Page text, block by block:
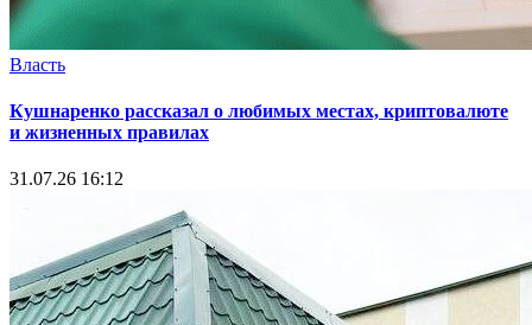
Власть
Кушнаренко рассказал о любимых местах, криптовалюте
и жизненных правилах
31.07.26 16:12